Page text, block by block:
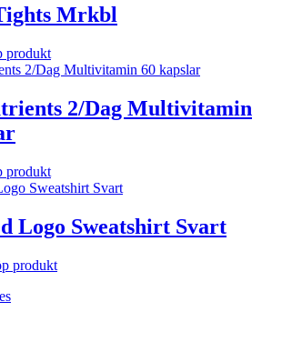
Mrkbl
produkt
2/Dag Multivitamin
produkt
Logo Sweatshirt Svart
produkt